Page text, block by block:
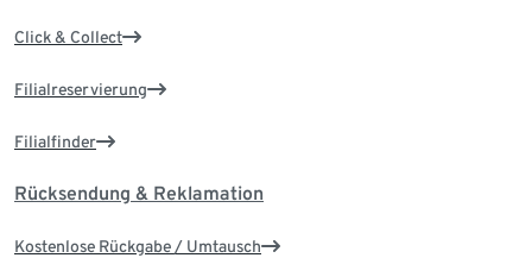
Click & Collect
Filialreservierung
Filialfinder
Rücksendung & Reklamation
Kostenlose Rückgabe / Umtausch